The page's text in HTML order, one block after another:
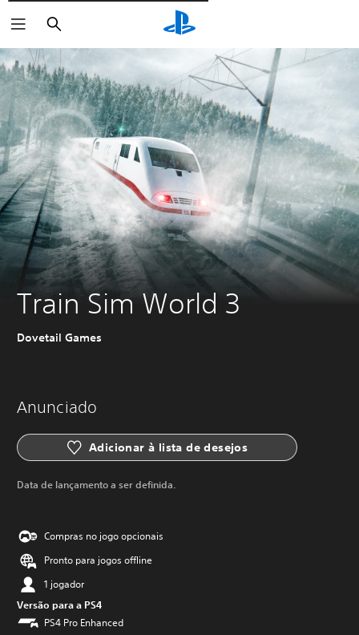
Pesquisar
Train Sim World 3
Dovetail Games
Anunciado
Adicionar à lista de desejos
Data de lançamento a ser definida.
Compras no jogo opcionais
Pronto para jogos offline
1 jogador
Versão para a PS4
PS4 Pro Enhanced